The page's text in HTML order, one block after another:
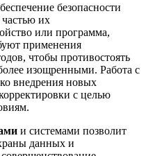
безопасности
частью их
или программа,
применения
чтобы противостоять
изощренными. Работа с
внедрения новых
с целью
и системами позволит
данных и